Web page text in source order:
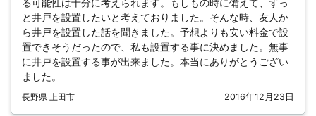
と井戸を設置したいと考えておりました。そんな時、友人か
ら井戸を設置した話を聞きました。予想よりも安い料金で設
置できそうだったので、私も設置する事に決めました。無事
に井戸を設置する事が出来ました。本当にありがとうござい
ました。
長野県 上田市 2016年12月23日